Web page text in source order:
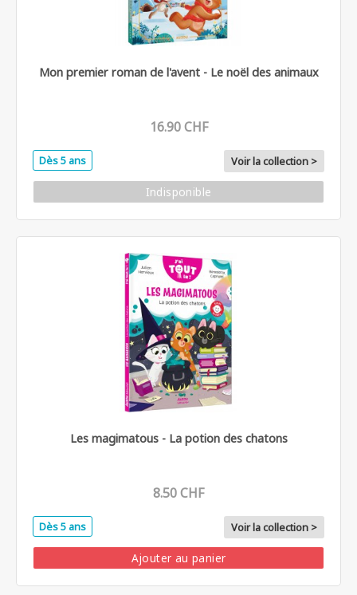
Mon premier roman de l'avent - Le noël des animaux
16.90 CHF
Dès 5 ans Voir la collection >
Indisponible
Les magimatous - La potion des chatons
8.50 CHF
Dès 5 ans Voir la collection >
Ajouter au panier